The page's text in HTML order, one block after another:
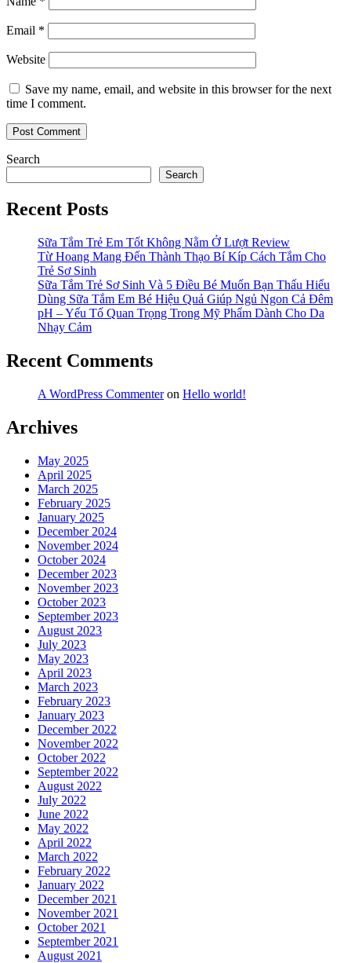
Email *
Website
Save my name, email, and website in this browser for the next
time I comment.
Search
Search
Recent Posts
Sữa Tắm Trẻ Em Tốt Không Nằm Ở Lượt Review
Từ Hoang Mang Đến Thành Thạo Bí Kíp Cách Tắm Cho
Trẻ Sơ Sinh
Sữa Tắm Trẻ Sơ Sinh Và 5 Điều Bé Muốn Bạn Thấu Hiểu
Dùng Sữa Tắm Em Bé Hiệu Quả Giúp Ngủ Ngon Cả Đêm
pH – Yếu Tố Quan Trọng Trong Mỹ Phẩm Dành Cho Da
Nhạy Cảm
Recent Comments
A WordPress Commenteron Hello world!
Archives
May 2025
April 2025
March 2025
February 2025
January 2025
December 2024
November 2024
October 2024
December 2023
November 2023
October 2023
September 2023
August 2023
July 2023
May 2023
April 2023
March 2023
February 2023
January 2023
December 2022
November 2022
October 2022
September 2022
August 2022
July 2022
June 2022
May 2022
April 2022
March 2022
February 2022
January 2022
December 2021
November 2021
October 2021
September 2021
August 2021